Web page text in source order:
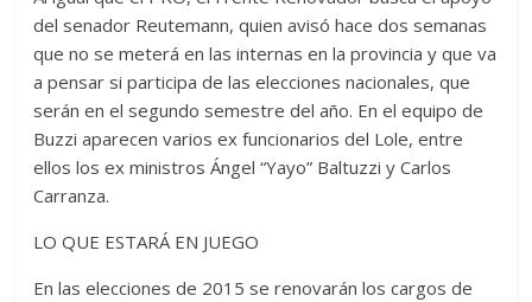
del senador Reutemann, quien avisó hace dos semanas
que no se meterá en las internas en la provincia y que va
a pensar si participa de las elecciones nacionales, que
serán en el segundo semestre del año. En el equipo de
Buzzi aparecen varios ex funcionarios del Lole, entre
ellos los ex ministros Ángel “Yayo” Baltuzzi y Carlos
Carranza.
LO QUE ESTARÁ EN JUEGO
En las elecciones de 2015 se renovarán los cargos de